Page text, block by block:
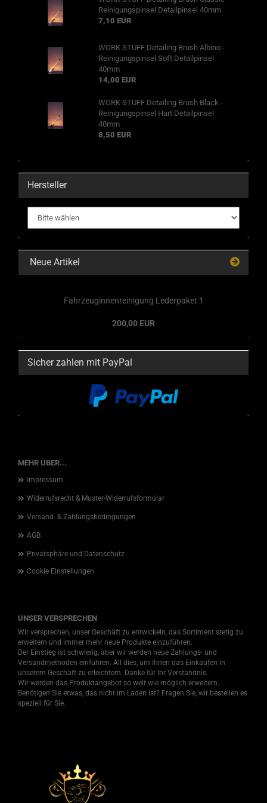
Reinigungspinsel Detailpinsel 40mm
7,10 EUR
WORK STUFF Detailing Brush Albino -
Reinigungspinsel Soft Detailpinsel
40mm
14,00 EUR
WORK STUFF Detailing Brush Black -
Reinigungspinsel Hart Detailpinsel
40mm
8,50 EUR
Hersteller
Neue Artikel
Fahrzeuginnenreinigung Lederpaket 1
200,00 EUR
Sicher zahlen mit PayPal
MEHR ÜBER...
Impressum
Widerrufsrecht & Muster-Widerrufsformular
Versand- & Zahlungsbedingungen
AGB
Privatsphäre und Datenschutz
Cookie Einstellungen
UNSER VERSPRECHEN
Wir versprechen, unser Geschäft zu entwickeln, das Sortiment stetig zu
erweitern und immer mehr neue Produkte einzuführen.
Der Einstieg ist schwierig, aber wir werden neue Zahlungs- und
Versandmethoden einführen. All dies, um Ihnen das Einkaufen in
unserem Geschäft zu erleichtern. Danke für Ihr Verständnis.
Wir werden das Produktangebot so weit wie möglich erweitern.
Benötigen Sie etwas, das nicht im Laden ist? Fragen Sie, wir bestellen es
speziell für Sie.